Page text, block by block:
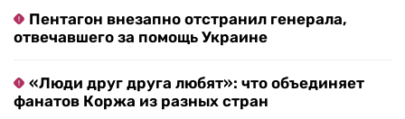
Пентагон внезапно отстранил генерала,
отвечавшего за помощь Украине
«Люди друг друга любят»: что объединяет
фанатов Коржа из разных стран